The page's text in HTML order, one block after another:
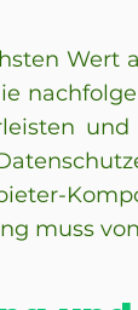
muss